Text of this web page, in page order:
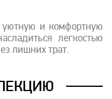
уютную и комфортную
легкостью
лишних трат.